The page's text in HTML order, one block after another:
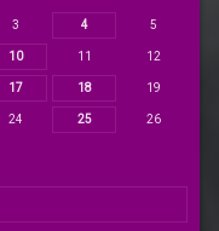
3 4 5
10 11 12
17 18 19
24 25 26